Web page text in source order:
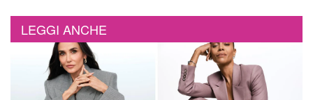
LEGGI ANCHE